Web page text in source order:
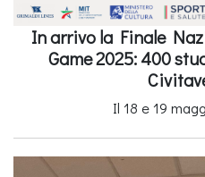
In arrivo la Finale
Game 2025: 400
Il 18 e 19